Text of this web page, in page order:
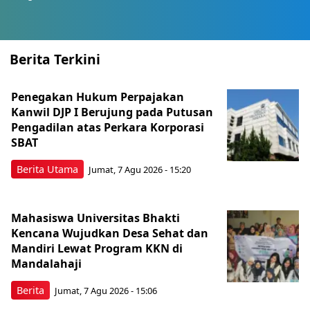
Berita Terkini
Berita Utama
Penegakan Hukum Perpajakan
Kanwil DJP I Berujung pada Putusan
Pengadilan atas Perkara Korporasi
SBAT
Jumat, 7 Agu 2026 - 15:20
Berita
Mahasiswa Universitas Bhakti
Kencana Wujudkan Desa Sehat dan
Mandiri Lewat Program KKN di
Mandalahaji
Jumat, 7 Agu 2026 - 15:06